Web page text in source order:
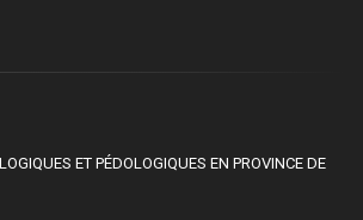
ET PÉDOLOGIQUES EN PROVINCE DE